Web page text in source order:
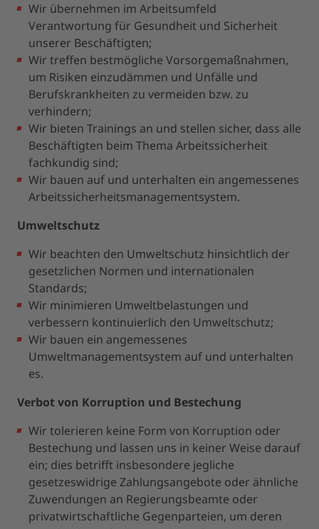
Wir übernehmen im Arbeitsumfeld
Verantwortung für Gesundheit und Sicherheit
unserer Beschäftigten;
Wir treffen bestmögliche Vorsorgemaßnahmen,
um Risiken einzudämmen und Unfälle und
Berufskrankheiten zu vermeiden bzw. zu
verhindern;
Wir bieten Trainings an und stellen sicher, dass alle
Beschäftigten beim Thema Arbeitssicherheit
fachkundig sind;
Wir bauen auf und unterhalten ein angemessenes
Arbeitssicherheitsmanagementsystem.
Umweltschutz
Wir beachten den Umweltschutz hinsichtlich der
gesetzlichen Normen und internationalen
Standards;
Wir minimieren Umweltbelastungen und
verbessern kontinuierlich den Umweltschutz;
Wir bauen ein angemessenes
Umweltmanagementsystem auf und unterhalten
es.
Verbot von Korruption und Bestechung
Wir tolerieren keine Form von Korruption oder
Bestechung und lassen uns in keiner Weise darauf
ein; dies betrifft insbesondere jegliche
gesetzeswidrige Zahlungsangebote oder ähnliche
Zuwendungen an Regierungsbeamte oder
privatwirtschaftliche Gegenparteien, um deren